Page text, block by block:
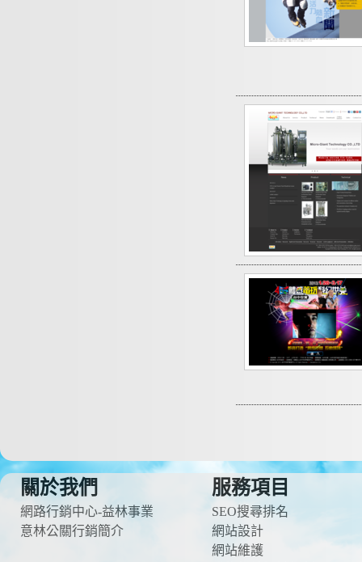
關於我們
網路行銷中心-益林事業
意林公關行銷簡介
服務項目
SEO搜尋排名
網站設計
網站維護